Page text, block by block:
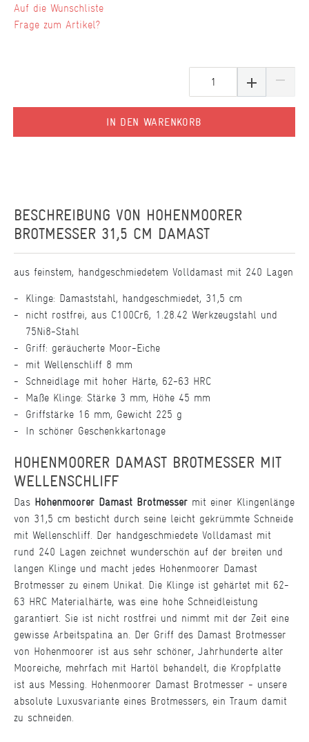
IN DEN WARENKORB
Wunschliste
Frage zum Artikel?
BESCHREIBUNG VON HOHENMOORER
BROTMESSER 31,5 CM DAMAST
aus feinstem, handgeschmiedetem Volldamast mit 240 Lagen
Klinge: Damaststahl, handgeschmiedet, 31,5 cm
nicht rostfrei, aus C100Cr6, 1.28.42 Werkzeugstahl und
75Ni8-Stahl
Griff: geräucherte Moor-Eiche
mit Wellenschliff 8 mm
Schneidlage mit hoher Härte, 62-63 HRC
Maße Klinge: Stärke 3 mm, Höhe 45 mm
Griffstärke 16 mm, Gewicht 225 g
In schöner Geschenkkartonage
HOHENMOORER DAMAST BROTMESSER MIT
WELLENSCHLIFF
Das Hohenmoorer Damast Brotmesser mit einer Klingenlänge
von 31,5 cm besticht durch seine leicht gekrümmte Schneide
mit Wellenschliff. Der handgeschmiedete Volldamast mit
rund 240 Lagen zeichnet wunderschön auf der breiten und
langen Klinge und macht jedes Hohenmoorer Damast
Brotmesser zu einem Unikat. Die Klinge ist gehärtet mit 62-
63 HRC Materialhärte, was eine hohe Schneidleistung
garantiert. Sie ist nicht rostfrei und nimmt mit der Zeit eine
gewisse Arbeitspatina an. Der Griff des Damast Brotmesser
von Hohenmoorer ist aus sehr schöner, Jahrhunderte alter
Mooreiche, mehrfach mit Hartöl behandelt, die Kropfplatte
ist aus Messing. Hohenmoorer Damast Brotmesser - unsere
absolute Luxusvariante eines Brotmessers, ein Traum damit
zu schneiden.